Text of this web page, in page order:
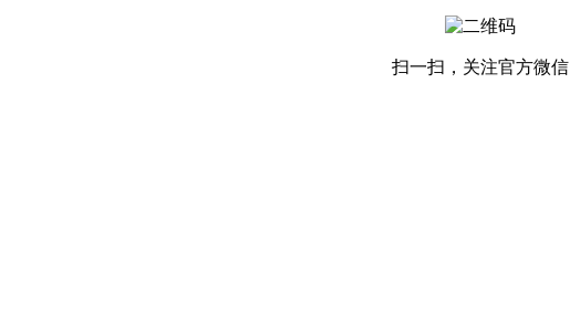
扫一扫，关注官方微信